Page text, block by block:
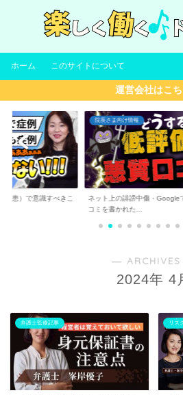
ホーム このサイトについて
運営会社はこ
集患）で意識すべきこ
院長さま向け情報
ネット上の誹謗中傷・Google
コミを書かれた...
―
2024年 4
弁護士監修記事 リス